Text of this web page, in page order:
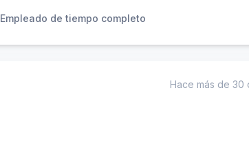
Empleado de tiempo completo
Hace más de 30